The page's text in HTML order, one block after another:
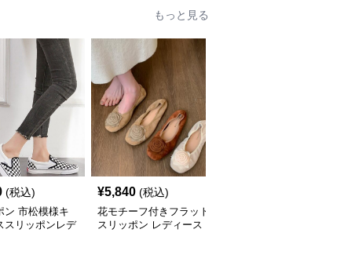
もっと見る
(税込)
ン 市松模様キ
スリッポンレデ
¥5,840 (税込)
花モチーフ付きフラット
スリッポン レディース